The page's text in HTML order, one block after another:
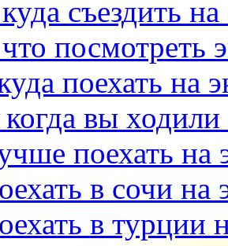
съездить
посмотреть
поехать на
вы
поехать на
в сочи на
в турции